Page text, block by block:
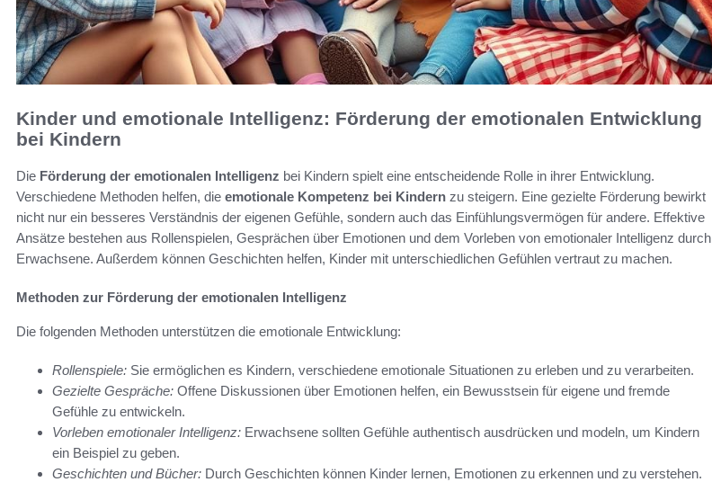
Kinder und emotionale Intelligenz: Förderung der emotionalen Entwicklung
bei Kindern
Die Förderung der emotionalen Intelligenz bei Kindern spielt eine entscheidende Rolle in ihrer Entwicklung.
Verschiedene Methoden helfen, die emotionale Kompetenz bei Kindern zu steigern. Eine gezielte Förderung bewirkt
nicht nur ein besseres Verständnis der eigenen Gefühle, sondern auch das Einfühlungsvermögen für andere. Effektive
Ansätze bestehen aus Rollenspielen, Gesprächen über Emotionen und dem Vorleben von emotionaler Intelligenz durch
Erwachsene. Außerdem können Geschichten helfen, Kinder mit unterschiedlichen Gefühlen vertraut zu machen.
Methoden zur Förderung der emotionalen Intelligenz
Die folgenden Methoden unterstützen die emotionale Entwicklung:
Rollenspiele: Sie ermöglichen es Kindern, verschiedene emotionale Situationen zu erleben und zu verarbeiten.
Gezielte Gespräche: Offene Diskussionen über Emotionen helfen, ein Bewusstsein für eigene und fremde
Gefühle zu entwickeln.
Vorleben emotionaler Intelligenz: Erwachsene sollten Gefühle authentisch ausdrücken und modeln, um Kindern
ein Beispiel zu geben.
Geschichten und Bücher: Durch Geschichten können Kinder lernen, Emotionen zu erkennen und zu verstehen.